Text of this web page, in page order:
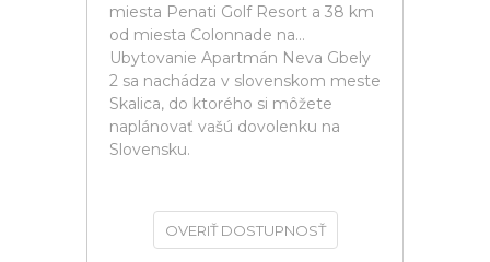
miesta Penati Golf Resort a 38 km
od miesta Colonnade na...
Ubytovanie Apartmán Neva Gbely
2 sa nachádza v slovenskom meste
Skalica, do ktorého si môžete
naplánovať vašú dovolenku na
Slovensku.
OVERIŤ DOSTUPNOSŤ